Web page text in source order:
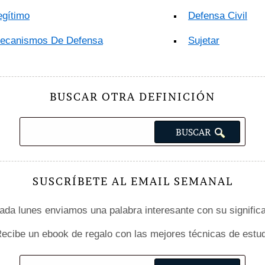
De Defensa
Defensa Civil
Sujetar
BUSCAR OTRA DEFINICIÓN
SUSCRÍBETE AL EMAIL SEMANAL
lunes enviamos una palabra interesante con su
un ebook de regalo con las mejores técnicas de